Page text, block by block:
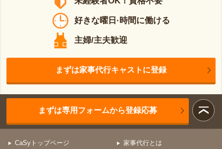
好きな曜日·時間に働ける
主婦/主夫歓迎
まずは家事代行キャストに登録
まずは専用フォームから登録応募
CaSyトップページ 家事代行とは